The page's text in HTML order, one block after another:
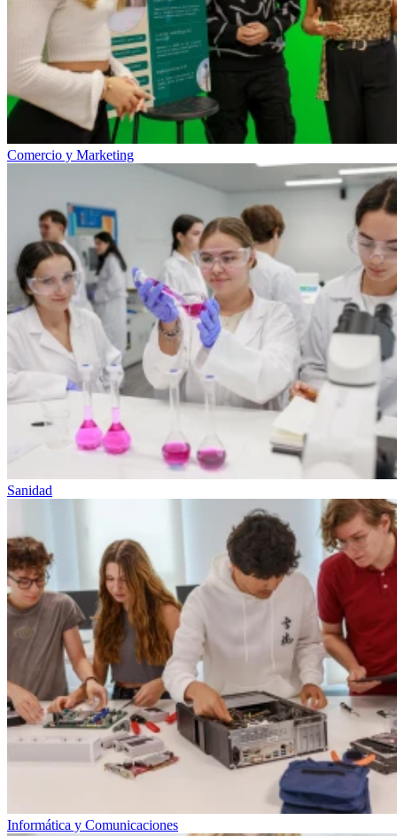
Comercio y Marketing
Sanidad
Informática y Comunicaciones